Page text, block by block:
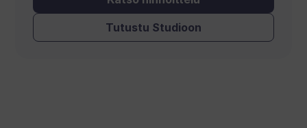
Tutustu Studioon